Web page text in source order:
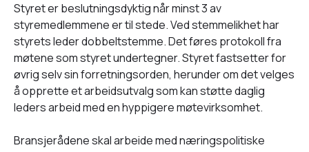
Styret er beslutningsdyktig når minst 3 av
styremedlemmene er til stede. Ved stemmelikhet har
styrets leder dobbeltstemme. Det føres protokoll fra
møtene som styret undertegner. Styret fastsetter for
øvrig selv sin forretningsorden, herunder om det velges
å opprette et arbeidsutvalg som kan støtte daglig
leders arbeid med en hyppigere møtevirksomhet.
Bransjerådene skal arbeide med næringspolitiske